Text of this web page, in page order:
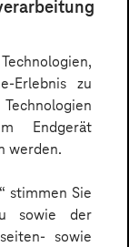
Erlebnis zu
Endgerät
werden.
stimmen Sie
sowie der
sowie